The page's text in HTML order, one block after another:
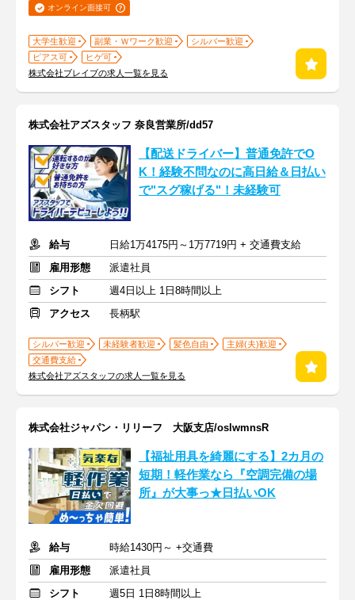
オンライン面接可
大学生歓迎 副業・Ｗワーク歓迎
シルバー歓迎
ピアス可
ヒゲ可
株式会社ブレイブの求人一覧を見る
株式会社アズスタッフ 奈良営業所/dd57
【配送ドライバー】普通免許でO
K！経験不問なのに高日給＆日払い
で"スグ稼げる"！未経験可
給与
日給1万4175円～1万7719円 + 交通費支給
雇用形態
派遣社員
シフト
週4日以上 1日8時間以上
アクセス
長柄駅
シルバー歓迎 未経験者歓迎 髪色自由
主婦(夫)歓迎
交通費支給
株式会社アズスタッフの求人一覧を見る
株式会社ジャパン・リリーフ 大阪支店/oslwmnsR
【福祉用具を綺麗にする】2カ月の
短期！軽作業なら『空調完備の場
所』が大事っ★日払いOK
給与
時給1430円～ +交通費
雇用形態
派遣社員
シフト
週5日 1日8時間以上